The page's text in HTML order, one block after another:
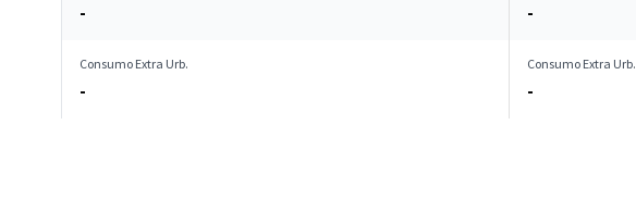
- -
Consumo Extra Urb.
-
Consumo Extra Urb.
-